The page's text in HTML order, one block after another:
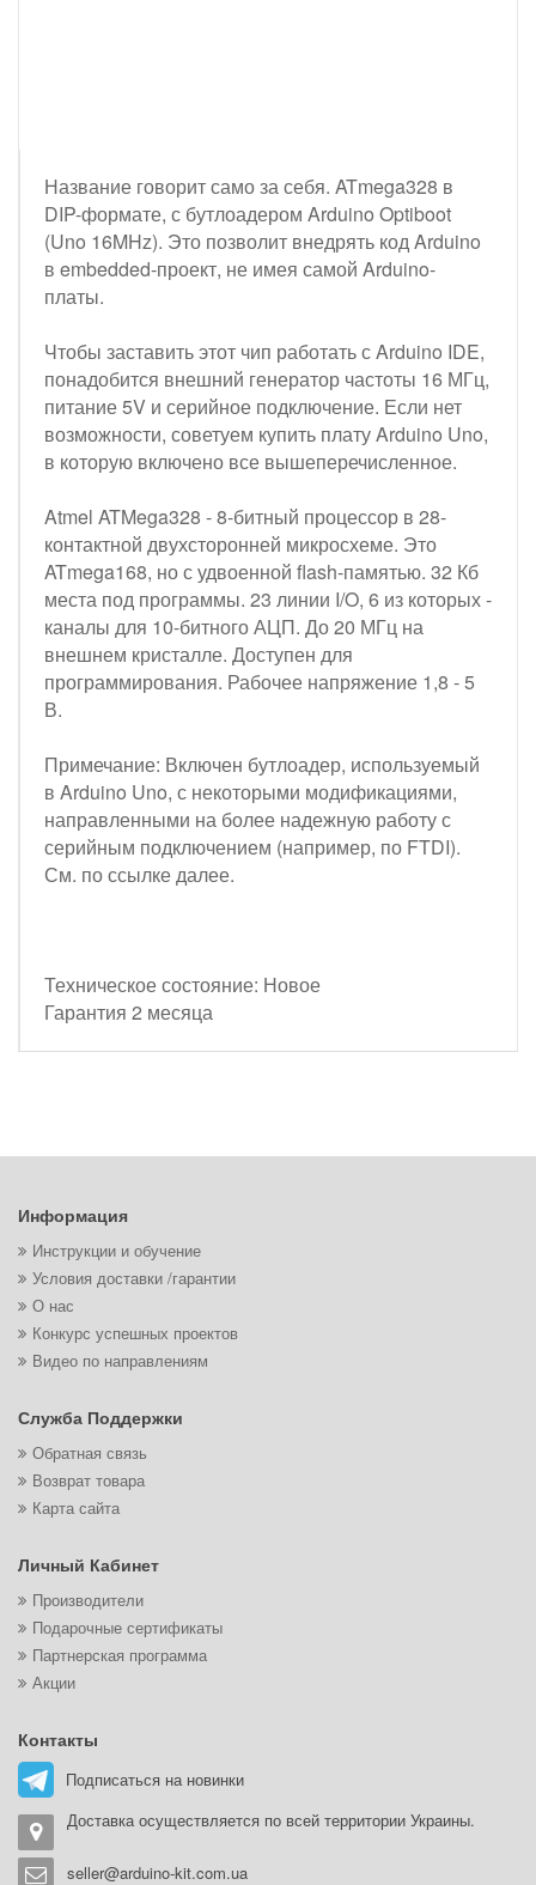
Название говорит само за себя. ATmega328 в
DIP-формате, с бутлоадером Arduino Optiboot
(Uno 16MHz). Это позволит внедрять код Arduino
в embedded-проект, не имея самой Arduino-
платы.
Чтобы заставить этот чип работать с Arduino IDE,
понадобится внешний генератор частоты 16 МГц,
питание 5V и серийное подключение. Если нет
возможности, советуем купить плату Arduino Uno,
в которую включено все вышеперечисленное.
Atmel ATMega328 - 8-битный процессор в 28-
контактной двухсторонней микросхеме. Это
ATmega168, но с удвоенной flash-памятью. 32 Кб
места под программы. 23 линии I/O, 6 из которых -
каналы для 10-битного АЦП. До 20 МГц на
внешнем кристалле. Доступен для
программирования. Рабочее напряжение 1,8 - 5
В.
Примечание: Включен бутлоадер, используемый
в Arduino Uno, с некоторыми модификациями,
направленными на более надежную работу с
серийным подключением (например, по FTDI).
См. по ссылке далее.
Техническое состояние: Новое
Гарантия 2 месяца
Информация
Инструкции и обучение
Условия доставки /гарантии
О нас
Конкурс успешных проектов
Видео по направлениям
Служба Поддержки
Обратная связь
Возврат товара
Карта сайта
Личный Кабинет
Производители
Подарочные сертификаты
Партнерская программа
Акции
Контакты
Подписаться на новинки
Доставка осуществляется по всей территории Украины.
seller@arduino-kit.com.ua